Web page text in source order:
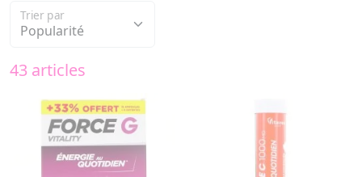
Trier par
43 articles